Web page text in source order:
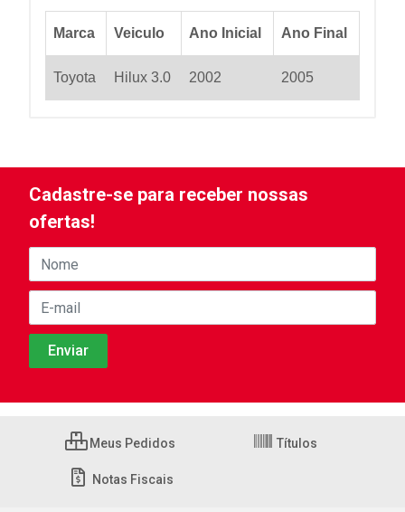
Marca Veiculo Ano Inicial Ano Final
Toyota Hilux 3.0 2002 2005
Cadastre-se para receber nossas
ofertas!
Meus Pedidos Títulos
Notas Fiscais